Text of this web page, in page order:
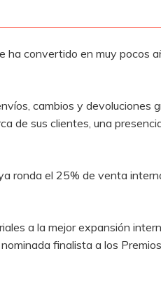
ha convertido en muy pocos
cambios y devoluciones
de sus clientes, una
ronda el 25% de venta
a la mejor expansión
finalista a los